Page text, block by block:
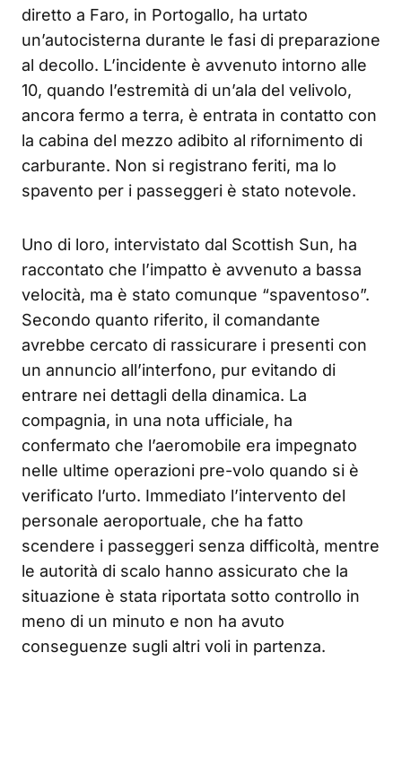
diretto a Faro, in Portogallo, ha urtato
un’autocisterna durante le fasi di preparazione
al decollo. L’incidente è avvenuto intorno alle
10, quando l’estremità di un’ala del velivolo,
ancora fermo a terra, è entrata in contatto con
la cabina del mezzo adibito al rifornimento di
carburante. Non si registrano feriti, ma lo
spavento per i passeggeri è stato notevole.
Uno di loro, intervistato dal Scottish Sun, ha
raccontato che l’impatto è avvenuto a bassa
velocità, ma è stato comunque “spaventoso”.
Secondo quanto riferito, il comandante
avrebbe cercato di rassicurare i presenti con
un annuncio all’interfono, pur evitando di
entrare nei dettagli della dinamica. La
compagnia, in una nota ufficiale, ha
confermato che l’aeromobile era impegnato
nelle ultime operazioni pre-volo quando si è
verificato l’urto. Immediato l’intervento del
personale aeroportuale, che ha fatto
scendere i passeggeri senza difficoltà, mentre
le autorità di scalo hanno assicurato che la
situazione è stata riportata sotto controllo in
meno di un minuto e non ha avuto
conseguenze sugli altri voli in partenza.